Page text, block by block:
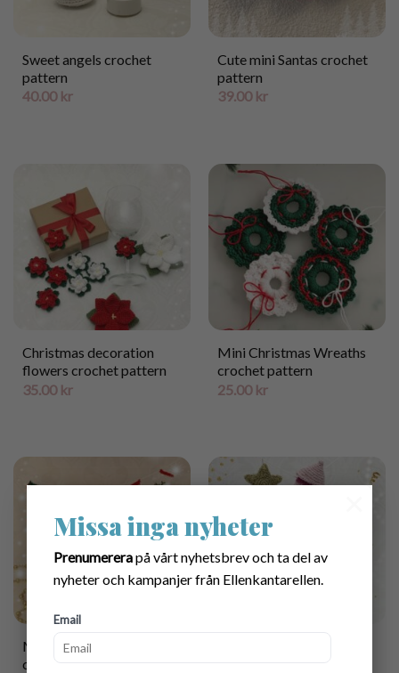
Missa inga nyheter
Prenumererapå vårt nyhetsbrev och ta del av
nyheter och kampanjer från Ellenkantarellen.
Email
Sweet angels crochet
pattern
40.00 kr
Cute mini Santas crochet
pattern
39.00 kr
Christmas decoration
flowers crochet pattern
35.00 kr
Mini Christmas Wreaths
crochet pattern
25.00 kr
Mini Christmas socks
crochet pattern
pattern